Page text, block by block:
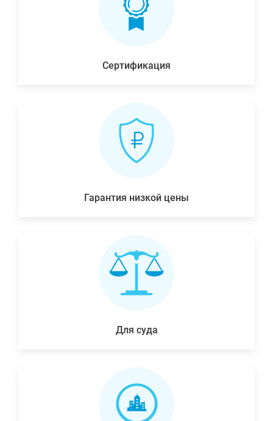
Сертификация
Гарантия низкой цены
Для суда